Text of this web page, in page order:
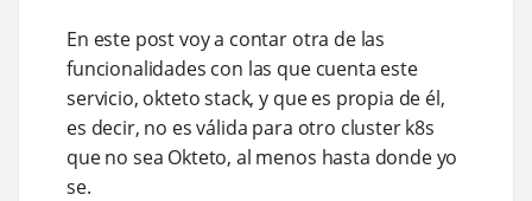
En este post voy a contar otra de las
funcionalidades con las que cuenta este
servicio, okteto stack, y que es propia de él,
es decir, no es válida para otro cluster k8s
que no sea Okteto, al menos hasta donde yo
se.